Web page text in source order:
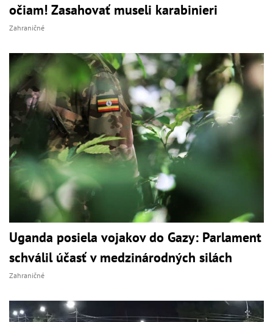
očiam! Zasahovať museli karabinieri
Zahraničné
Uganda posiela vojakov do Gazy: Parlament
schválil účasť v medzinárodných silách
Zahraničné